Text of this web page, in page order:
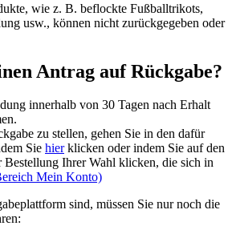
wie z. B. beflockte Fußballtrikots,
usw., können nicht zurückgegeben oder
Antrag auf Rückgabe?
innerhalb von 30 Tagen nach Erhalt
zu stellen, gehen Sie in den dafür
Sie hierklicken oder indem Sie auf den
Ihrer Wahl klicken, die sich in
Mein Konto)
sind, müssen Sie nur noch die